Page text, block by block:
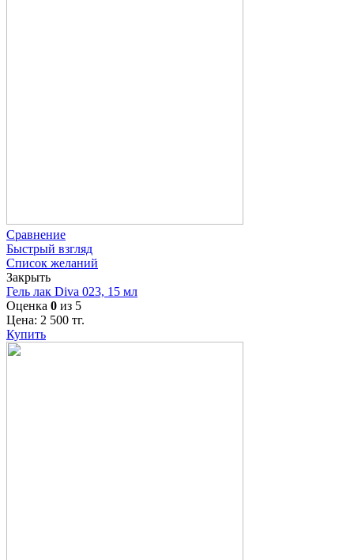
Сравнение
Быстрый взгляд
Список желаний
Закрыть
Гель лак Diva 023, 15 мл
Оценка 0 из 5
Цена: 2 500 тг.
Купить